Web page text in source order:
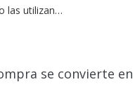
las utilizan…
se convierte en